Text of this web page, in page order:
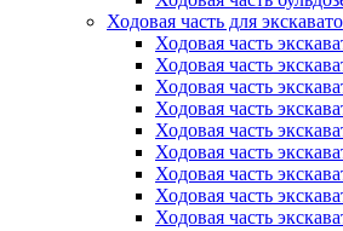
Ходовая часть для
Ходовая часть
Ходовая часть
Ходовая часть
Ходовая часть
Ходовая часть
Ходовая часть
Ходовая часть
Ходовая часть
Ходовая часть